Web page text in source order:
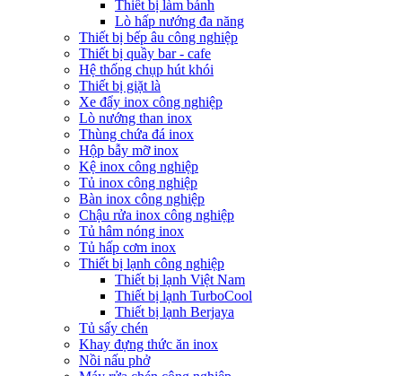
Thiết bị làm bánh
Lò hấp nướng đa năng
Thiết bị bếp âu công nghiệp
Thiết bị quầy bar - cafe
Hệ thống chụp hút khói
Thiết bị giặt là
Xe đẩy inox công nghiệp
Lò nướng than inox
Thùng chứa đá inox
Hộp bẫy mỡ inox
Kệ inox công nghiệp
Tủ inox công nghiệp
Bàn inox công nghiệp
Chậu rửa inox công nghiệp
Tủ hâm nóng inox
Tủ hấp cơm inox
Thiết bị lạnh công nghiệp
Thiết bị lạnh Việt Nam
Thiết bị lạnh TurboCool
Thiết bị lạnh Berjaya
Tủ sấy chén
Khay đựng thức ăn inox
Nồi nấu phở